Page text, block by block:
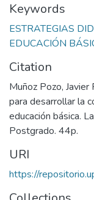
Keywords
ESTRATEGIAS
EDUCACIÓN
Citation
Muñoz Pozo,
para desarrollar la
educación básica.
Postgrado. 44p.
URI
https://